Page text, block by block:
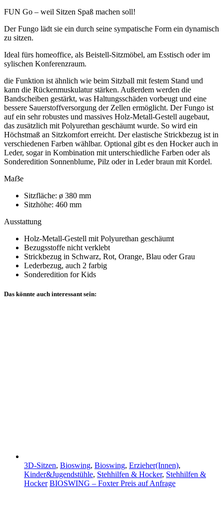
FUN Go – weil Sitzen Spaß machen soll!
Der Fungo lädt sie ein durch seine sympatische Form ein dynamisch
zu sitzen.
Ideal fürs homeoffice, als Beistell-Sitzmöbel, am Esstisch oder im
sylischen Konferenzraum.
die Funktion ist ähnlich wie beim Sitzball mit festem Stand und
kann die Rückenmuskulatur stärken. Außerdem werden die
Bandscheiben gestärkt, was Haltungsschäden vorbeugt und eine
bessere Sauerstoffversorgung der Zellen ermöglicht. Der Fungo ist
auf ein sehr robustes und massives Holz-Metall-Gestell augebaut,
das zusätzlich mit Polyurethan geschäumt wurde. So wird ein
Höchstmaß an Sitzkomfort erreicht. Der elastische Strickbezug ist in
verschiedenen Farben wählbar. Optional gibt es den Hocker auch in
Leder, sogar in Kombination mit unterschiedliche Farben oder als
Sonderedition Sonnenblume, Pilz oder in Leder braun mit Kordel.
Maẞe
Sitzfläche: ø 380 mm
Sitzhöhe: 460 mm
Ausstattung
Holz-Metall-Gestell mit Polyurethan geschäumt
Bezugsstoffe nicht verklebt
Strickbezug in Schwarz, Rot, Orange, Blau oder Grau
Lederbezug, auch 2 farbig
Sonderedition for Kids
Das könnte auch interessant sein:
3D-Sitzen, Bioswing, Bioswing, Erzieher(Innen),
Kinder&Jugendstühle, Stehhilfen & Hocker, Stehhilfen &
Hocker BIOSWING – Foxter Preis auf Anfrage